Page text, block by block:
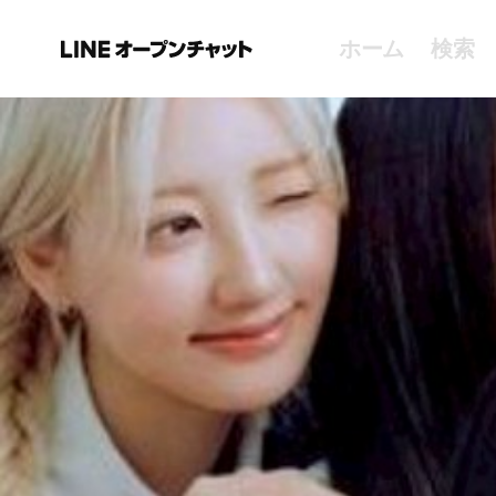
ホーム 検索